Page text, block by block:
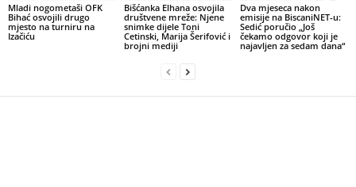
Mladi nogometaši OFK
Bihać osvojili drugo
mjesto na turniru na
Izačiću
Bišćanka Elhana osvojila
društvene mreže: Njene
snimke dijele Toni
Cetinski, Marija Šerifović i
brojni mediji
Dva mjeseca nakon
emisije na BiscaniNET-u:
Sedić poručio „Još
čekamo odgovor koji je
najavljen za sedam dana“